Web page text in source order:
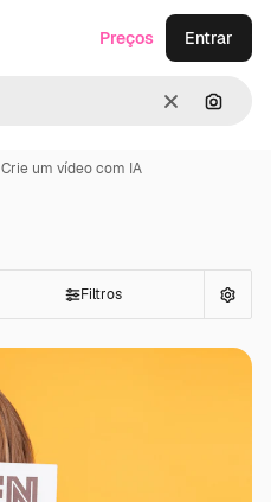
Limpar
Preços Entrar
Crie um vídeo com IA
Filtros